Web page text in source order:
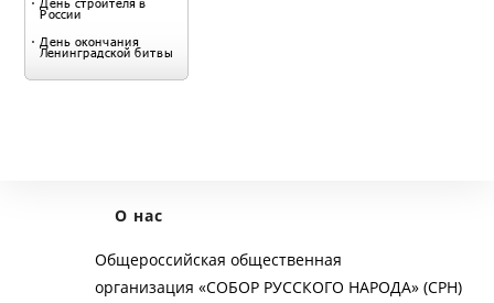
О нас
Общероссийская общественная
организация «СОБОР РУССКОГО НАРОДА» (СРН)